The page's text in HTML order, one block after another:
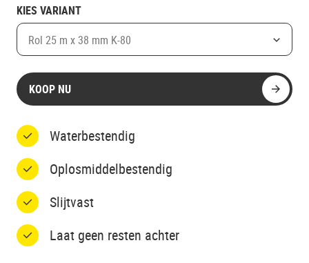
KIES VARIANT
Rol 25 m x 38 mm K-80
KOOP NU
Waterbestendig
Oplosmiddelbestendig
Slijtvast
Laat geen resten achter